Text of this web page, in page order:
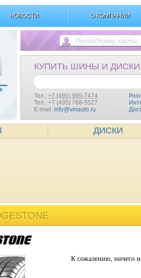
НОВОСТИ О КОМПАНИИ
КУПИТЬ ШИНЫ И ДИСКИ
Тел.: +7 (495) 995-7474
Тел.: +7 (495) 768-5527
E-mail: info@vmauto.ru
ДИСКИ
К сожалению, ничего